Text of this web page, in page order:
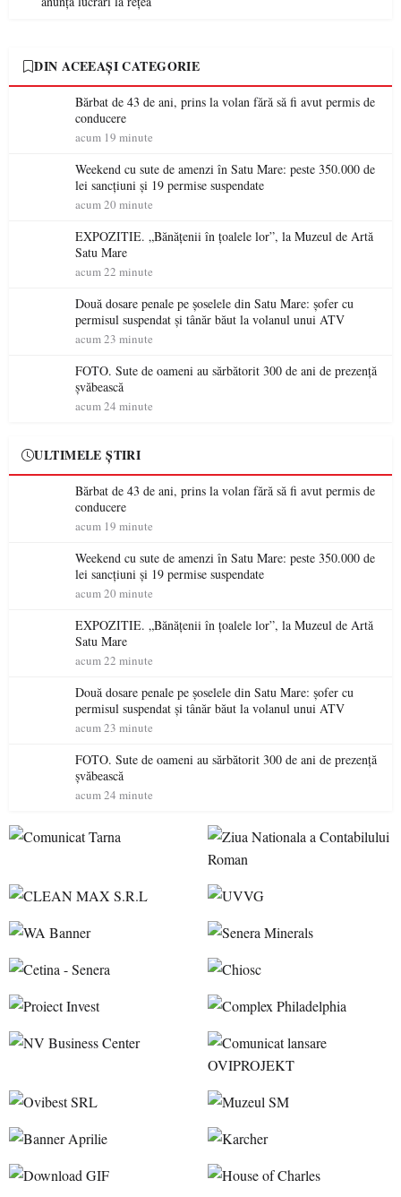
DIN ACEEAȘI CATEGORIE
Bărbat de 43 de ani, prins la volan fără să fi avut permis de
conducere
acum 19 minute
Weekend cu sute de amenzi în Satu Mare: peste 350.000 de
lei sancțiuni și 19 permise suspendate
acum 20 minute
EXPOZITIE. „Bănățenii în țoalele lor”, la Muzeul de Artă
Satu Mare
acum 22 minute
Două dosare penale pe șoselele din Satu Mare: șofer cu
permisul suspendat și tânăr băut la volanul unui ATV
acum 23 minute
FOTO. Sute de oameni au sărbătorit 300 de ani de prezență
șvăbească
acum 24 minute
ULTIMELE ȘTIRI
Bărbat de 43 de ani, prins la volan fără să fi avut permis de
conducere
acum 19 minute
Weekend cu sute de amenzi în Satu Mare: peste 350.000 de
lei sancțiuni și 19 permise suspendate
acum 20 minute
EXPOZITIE. „Bănățenii în țoalele lor”, la Muzeul de Artă
Satu Mare
acum 22 minute
Două dosare penale pe șoselele din Satu Mare: șofer cu
permisul suspendat și tânăr băut la volanul unui ATV
acum 23 minute
FOTO. Sute de oameni au sărbătorit 300 de ani de prezență
șvăbească
acum 24 minute